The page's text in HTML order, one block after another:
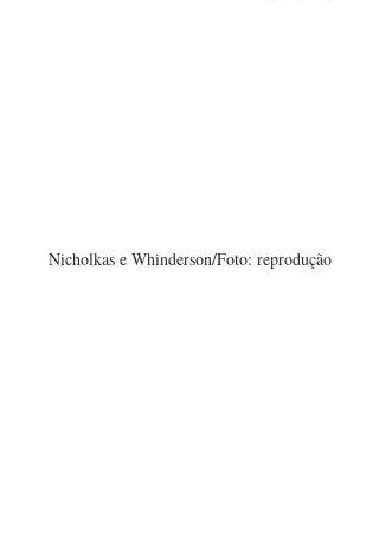
Nicholkas e Whinderson/Foto: reprodução